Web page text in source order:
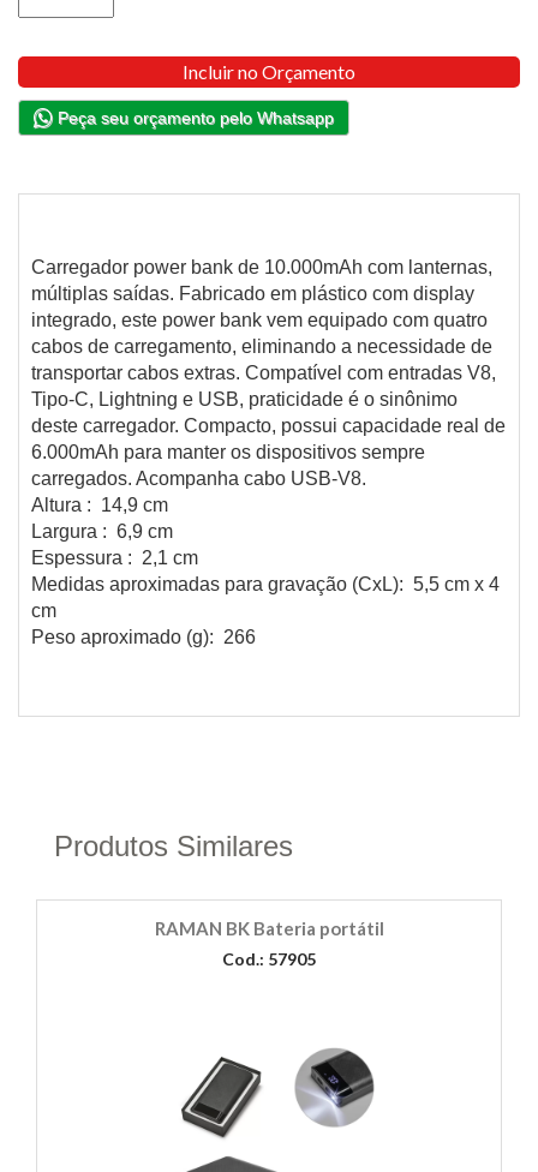
Incluir no Orçamento
Peça seu orçamento pelo Whatsapp
Carregador power bank de 10.000mAh com lanternas,
múltiplas saídas. Fabricado em plástico com display
integrado, este power bank vem equipado com quatro
cabos de carregamento, eliminando a necessidade de
transportar cabos extras. Compatível com entradas V8,
Tipo-C, Lightning e USB, praticidade é o sinônimo
deste carregador. Compacto, possui capacidade real de
6.000mAh para manter os dispositivos sempre
carregados. Acompanha cabo USB-V8.
Altura : 14,9 cm
Largura : 6,9 cm
Espessura : 2,1 cm
Medidas aproximadas para gravação (CxL): 5,5 cm x 4
cm
Peso aproximado (g): 266
Produtos Similares
RAMAN BK Bateria portátil
Cod.: 57905